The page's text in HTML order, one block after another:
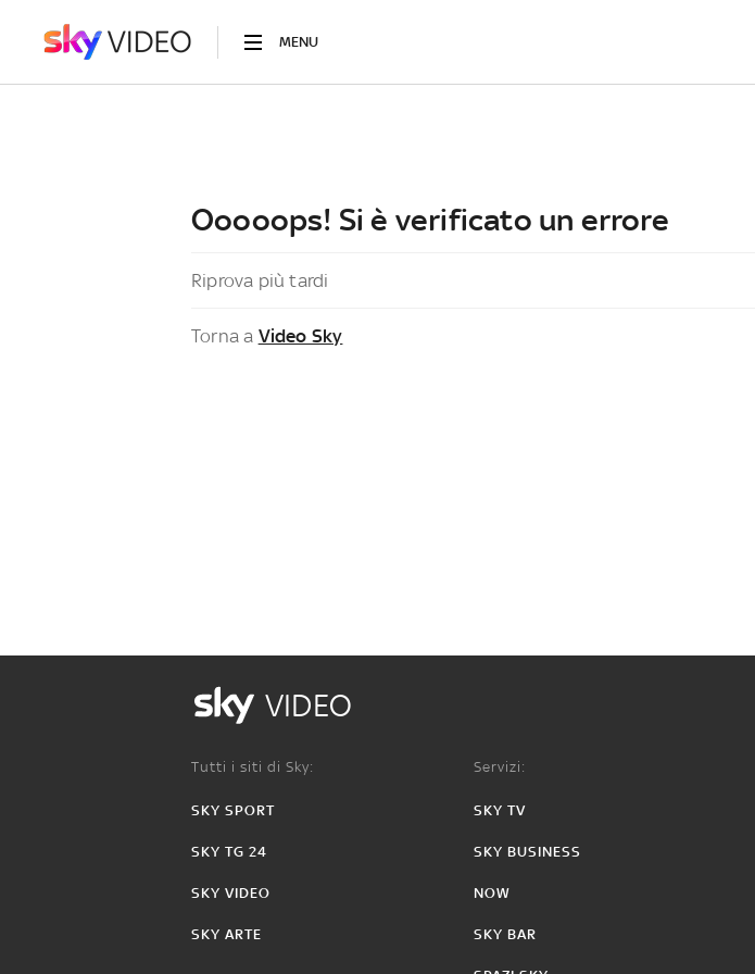
MENU
Ooooops! Si è verificato un errore
Riprova più tardi
Torna a Video Sky
VIDEO
Tutti i siti di Sky:
SKY SPORT
SKY TG 24
SKY VIDEO
SKY ARTE
Servizi:
SKY TV
SKY BUSINESS
NOW
SKY BAR